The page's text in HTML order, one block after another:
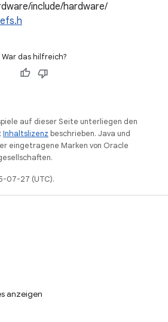
include/hardware/
War das hilfreich?
auf dieser Seite unterliegen den
Inhaltslizenz beschrieben. Java und
eingetragene Marken von Oracle
07-27 (UTC).
anzeigen